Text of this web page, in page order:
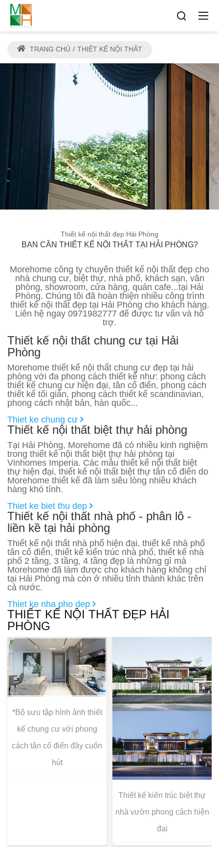
TRANG CHỦ THIẾT KẾ NỘI THẤT
THIẾT KẾ NỘI THẤT ĐẸP HẢI
Địa chỉ thiết kế và thi công tin cậy cho mọi nhà
Morehome hải phòng - Kiến tạo không gian sống
sang trọng và đẳng cấp
Thiết kế nội thất đẹp Hải Phòng
BẠN CẦN THIẾT KẾ NỘI THẤT TẠI HẢI PHÒNG?
Morehome công ty chuyên thiết kế nội thất đẹp cho
nhà chung cư, biệt thự, nhà phố, khách sạn, văn
phòng, showroom, cửa hàng, quán cafe...tại Hải
Phòng. Chúng tôi đã hoàn thiện nhiều công trình
thiết kế nội thất đẹp tại Hải Phòng cho khách hàng.
Liên hệ ngay 0971982777 để được tư vấn và hỗ
trợ.
Thiết kế nội thất chung cư tại Hải
Phòng
Morehome thiết kế nội thất chung cư đẹp tại hải
phòng với đa phong cách thiết kế như: phong cách
thiết kế chung cư hiện đại, tân cổ điển, phong cách
thiết kế tối giản, phong cách thiết kế scandinavian,
phong cách nhật bản, hàn quốc...
Thiet ke chung cư
Thiết kế nội thất biệt thự hải phòng
Tại Hải Phòng, Morehome đã có nhiều kinh nghiệm
trong thiết kế nội thất biệt thự hải phòng tại
Vinhomes Imperia. Các mẫu thiết kế nội thất biệt
thự hiện đại, thiết kế nội thất biệt thự tân cổ điển do
Morehome thiết kế đã làm siêu lòng nhiều khách
hàng khó tính.
Thiet ke biet thu dep
Thiết kế nội thất nhà phố - phân lô -
liền kề tại hải phòng
Thiết kế nội thất nhà phố hiện đại, thiết kế nhà phố
tân cổ điển, thiết kế kiến trúc nhà phố, thiết kế nhà
phố 2 tầng, 3 tầng, 4 tầng đẹp là những gì mà
Morehome đã làm được cho khách hàng không chỉ
tại Hải Phòng mà còn ở nhiều tỉnh thành khác trên
cả nước.
Thiet ke nha pho dep
THIẾT KẾ NỘI THẤT ĐẸP HẢI
PHÒNG
*Bộ sưu tập hình ảnh thiết
kế chung cư với phong
cách tân cổ điển đầy cuốn
hút
Thiết kế kiến trúc biệt thự
nhà vườn phong cách hiện
đại